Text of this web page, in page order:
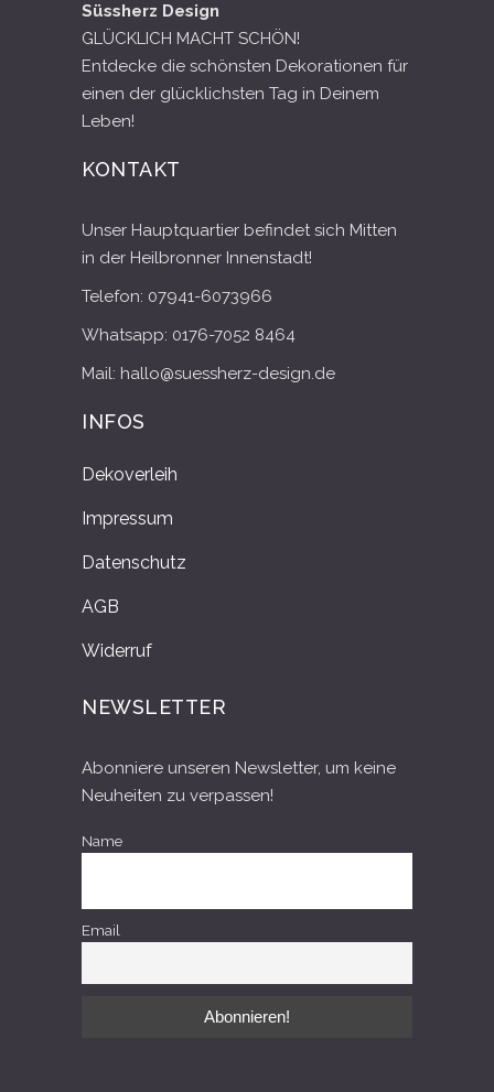
Süssherz Design
GLÜCKLICH MACHT SCHÖN!
Entdecke die schönsten Dekorationen für
einen der glücklichsten Tag in Deinem
Leben!
KONTAKT
Unser Hauptquartier befindet sich Mitten
in der Heilbronner Innenstadt!
Telefon: 07941-6073966
Whatsapp: 0176-7052 8464
Mail: hallo@suessherz-design.de
INFOS
Dekoverleih
Impressum
Datenschutz
AGB
Widerruf
NEWSLETTER
Abonniere unseren Newsletter, um keine
Neuheiten zu verpassen!
Name
Email